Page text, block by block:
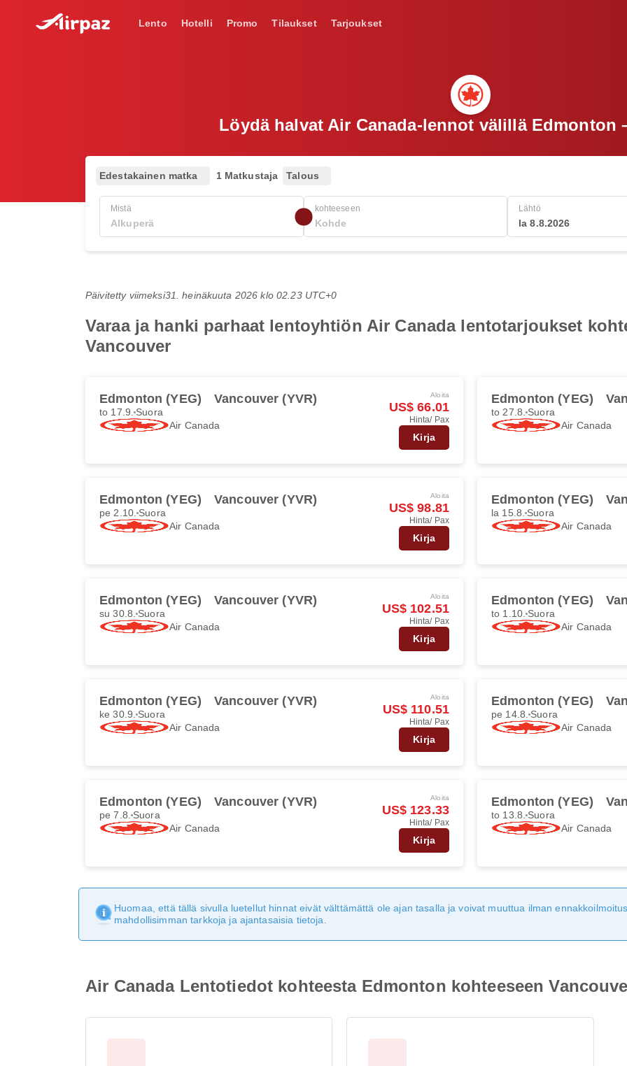
Lento Hotelli Promo Tilaukset Tarjoukset
Löydä halvat Air Canada-lennot välillä Edmonton
Edestakainen matka 1 Matkustaja Talous
Mistä kohteeseen Lähtö
la 8.8.2026
Päivitetty viimeksi31. heinäkuuta 2026 klo 02.23 UTC+0
Varaa ja hanki parhaat lentoyhtiön Air Canada lentotarjoukset
Vancouver
Edmonton (YEG) Vancouver (YVR)
to 17.9. Suora
Air Canada
Aloita
US$ 66.01
Hinta/ Pax
Kirja
Edmonton (YEG)
to 27.8. Suora
Air Canada
Edmonton (YEG) Vancouver (YVR)
pe 2.10. Suora
Air Canada
Aloita
US$ 98.81
Hinta/ Pax
Kirja
Edmonton (YEG)
la 15.8. Suora
Air Canada
Edmonton (YEG) Vancouver (YVR)
su 30.8. Suora
Air Canada
Aloita
US$ 102.51
Hinta/ Pax
Kirja
Edmonton (YEG)
to 1.10. Suora
Air Canada
Edmonton (YEG) Vancouver (YVR)
ke 30.9. Suora
Air Canada
Aloita
US$ 110.51
Hinta/ Pax
Kirja
Edmonton (YEG)
pe 14.8. Suora
Air Canada
Edmonton (YEG) Vancouver (YVR)
pe 7.8. Suora
Air Canada
Aloita
US$ 123.33
Hinta/ Pax
Kirja
Edmonton (YEG)
to 13.8. Suora
Air Canada
Huomaa, että tällä sivulla luetellut hinnat eivät välttämättä ole ajan tasalla ja voivat muuttua ilman
mahdollisimman tarkkoja ja ajantasaisia tietoja.
Air Canada Lentotiedot kohteesta Edmonton kohteeseen